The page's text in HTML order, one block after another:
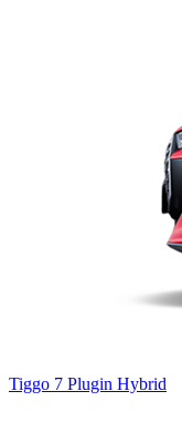
Tiggo 7 Plugin Hybrid